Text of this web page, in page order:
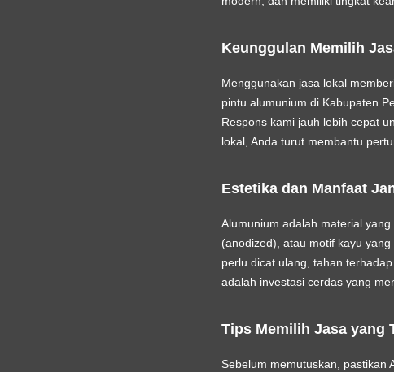
Keunggulan Memilih
Menggunakan jasa lokal
pintu alumunium di Kabupaten
Respons kami jauh lebih cepat
lokal, Anda turut membantu
Estetika dan Manfaat
Alumunium adalah material
(anodized), atau motif kayu
perlu dicat ulang, tahan
adalah investasi cerdas yang
Tips Memilih Jasa yang
Sebelum memutuskan, pastikan